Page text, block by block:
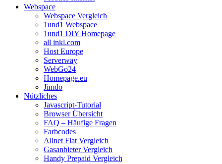
Webspace
Webspace Vergleich
1und1 Webspace
1und1 DIY Homepage
all inkl.com
Host Europe
Serverway
WebGo24
Homepage.eu
Jimdo
Nützliches
Javascript-Tutorial
Browser Übersicht
FAQ – Häufige Fragen
Farbcodes
Allnet Flat Vergleich
Gasanbieter Vergleich
Handy Prepaid Vergleich